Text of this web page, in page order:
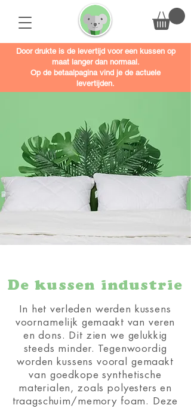
Door drukte is de levertijd voor een kussen op
maat langer dan normaal.
Op de betaalpagina vind je de actuele
levertijden.
De kussen industrie
In het verleden werden kussens
voornamelijk gemaakt van veren
en dons. Dit zien we gelukkig
steeds minder. Tegenwoordig
worden kussens vooral gemaakt
van goedkope synthetische
materialen, zoals polyesters en
traagschuim/memory foam. Deze